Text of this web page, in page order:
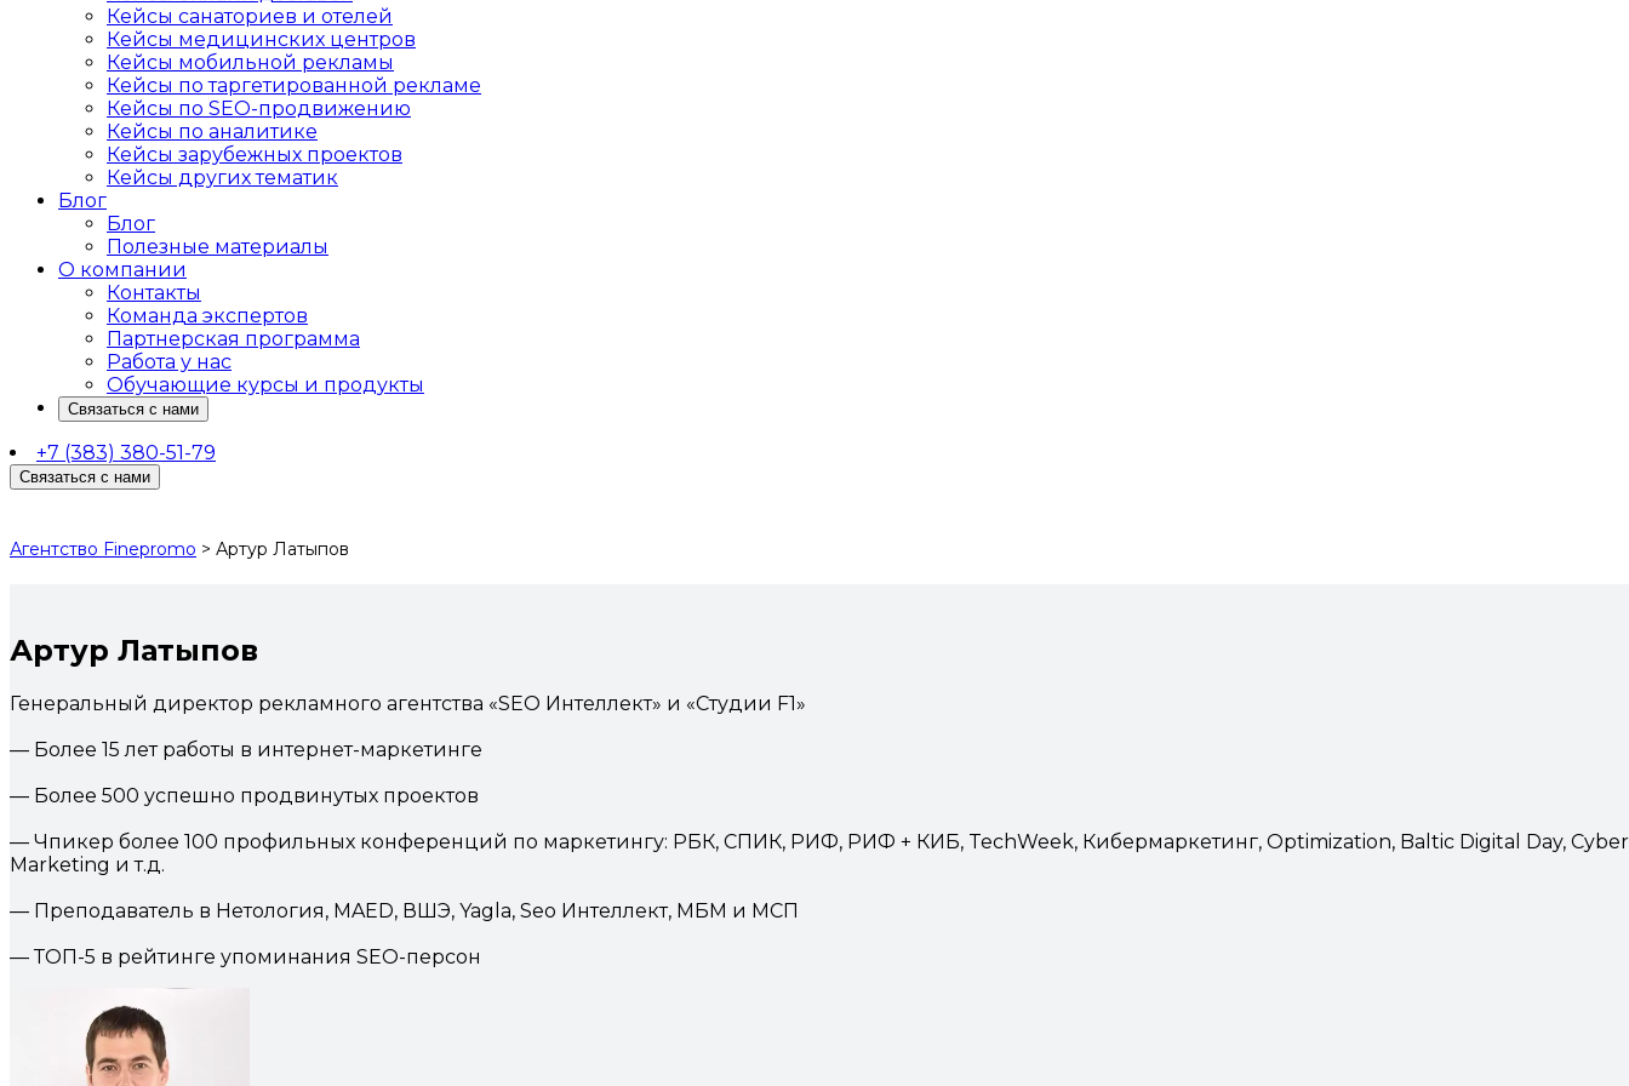
Кейсы санаториев и отелей
Кейсы медицинских центров
Кейсы мобильной рекламы
Кейсы по таргетированной рекламе
Кейсы по SEO-продвижению
Кейсы по аналитике
Кейсы зарубежных проектов
Кейсы других тематик
Блог
Блог
Полезные материалы
О компании
Контакты
Команда экспертов
Партнерская программа
Работа у нас
Обучающие курсы и продукты
Связаться с нами
+7 (383) 380-51-79
Связаться с нами
Агентство Finepromo > Артур Латыпов
Артур Латыпов
Генеральный директор рекламного агентства «SEO Интеллект» и «Студии F1»
— Более 15 лет работы в интернет-маркетинге
— Более 500 успешно продвинутых проектов
— Чпикер более 100 профильных конференций по маркетингу: РБК, СПИК, РИФ, РИФ + КИБ, TechWeek, Кибермаркетинг, Optimization, Baltic Digital Day, Cyber
Marketing и т.д.
— Преподаватель в Нетология, MAED, ВШЭ, Yagla, Seo Интеллект, МБМ и МСП
— ТОП-5 в рейтинге упоминания SEO-персон